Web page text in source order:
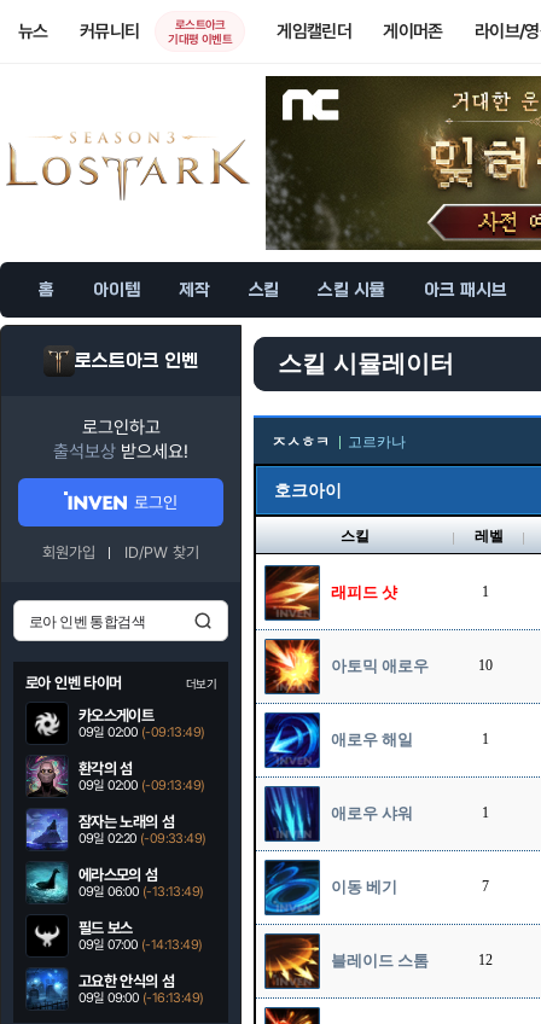
뉴스 커뮤니티
로스트아크
기대평 이벤트
게임캘린더 게이머존 라이브/
홈 아이템 제작 스킬 스킬 시뮬 아크 패시브
로스트아크 인벤
로그인하고
출석보상 받으세요!
로그인
회원가입 ID/PW 찾기
로아 인벤 타이머 더보기
카오스게이트
09일 02:00 (-09:13:48)
환각의 섬
09일 02:00 (-09:13:48)
잠자는 노래의 섬
09일 02:20 (-09:33:48)
에라스모의 섬
09일 06:00 (-13:13:48)
필드 보스
09일 07:00 (-14:13:48)
고요한 안식의 섬
09일 09:00 (-16:13:48)
스킬 시뮬레이터
ㅈㅅㅎㅋ 고르카나
호크아이
스킬 레벨
래피드 샷 1
아토믹 애로우 10
애로우 해일 1
애로우 샤워 1
이동 베기 7
블레이드 스톰 12